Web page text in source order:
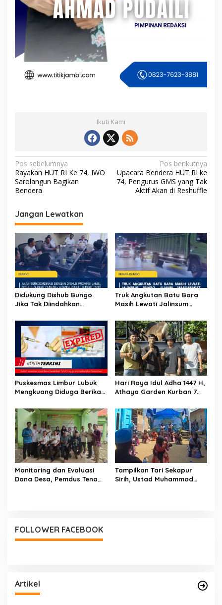
Ikuti Kami
N
a
v
i
g
a
s
i
p
o
s
Pos sebelumnya
Rayakan HUT RI Ke 74, IWO
Sarolangun Bagikan
Bendera
Pos berikutnya
Upacara Bendera HUT RI ke
74, Pengurus GMS yang Tak
Aktif Akan di Reshuffle
Jangan Lewatkan
Didukung Dishub Bungo.
Jika Tak Diindahkan
Blokade Angkutan Batu
Bara di Jalinsum Bungo
Truk Angkutan Batu Bara
Masih Lewati Jalinsum
Peduli Bungo Ancam Demo
Puskesmas Limbur Lubuk
Mengkuang Diduga Berikan
Pasien
Hari Raya Idul Adha 1447 H,
Athaya Garden Kurban 7
Monitoring dan Evaluasi
Dana Desa, Pemdus Tenam
Tampilkan Tari Sekapur
Sirih, Ustad Muhammad
FOLLOWER FACEBOOK
Artikel